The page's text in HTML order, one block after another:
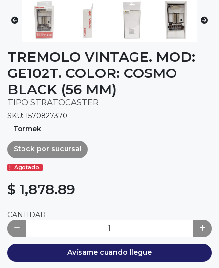
TREMOLO VINTAGE. MOD:
GE102T. COLOR: COSMO
BLACK (56 MM)
TIPO STRATOCASTER
SKU: 1570827370
Tormek
Stock por sucursal
Agotado.
$ 1,878.89
CANTIDAD
Avísame cuando llegue